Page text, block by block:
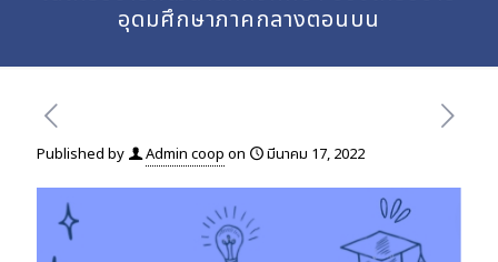
อุดมศึกษาภาคกลางตอนบน
Published by Admin coop on มีนาคม 17, 2022